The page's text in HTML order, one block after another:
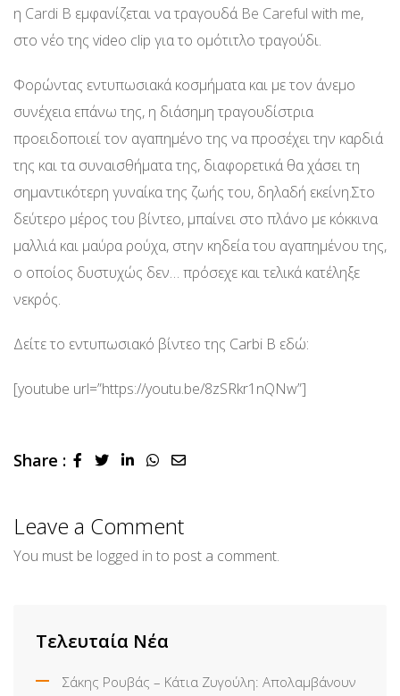
η Cardi B εμφανίζεται να τραγουδά Be Careful with me,
στο νέο της video clip για το ομότιτλο τραγούδι.
Φορώντας εντυπωσιακά κοσμήματα και με τον άνεμο
συνέχεια επάνω της, η διάσημη τραγουδίστρια
προειδοποιεί τον αγαπημένο της να προσέχει την καρδιά
της και τα συναισθήματα της, διαφορετικά θα χάσει τη
σημαντικότερη γυναίκα της ζωής του, δηλαδή εκείνη.Στο
δεύτερο μέρος του βίντεο, μπαίνει στο πλάνο με κόκκινα
μαλλιά και μαύρα ρούχα, στην κηδεία του αγαπημένου της,
ο οποίος δυστυχώς δεν… πρόσεχε και τελικά κατέληξε
νεκρός.
Δείτε το εντυπωσιακό βίντεο της Carbi B εδώ:
[youtube url=”https://youtu.be/8zSRkr1nQNw”]
Share : LinkedInWhatsapp
Share
Leave a Comment
You must be logged in to post a comment.
Τελευταία Νέα
Σάκης Ρουβάς – Κάτια Ζυγούλη: Απολαμβάνουν